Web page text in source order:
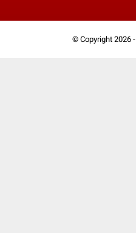
© Copyright 2026 -